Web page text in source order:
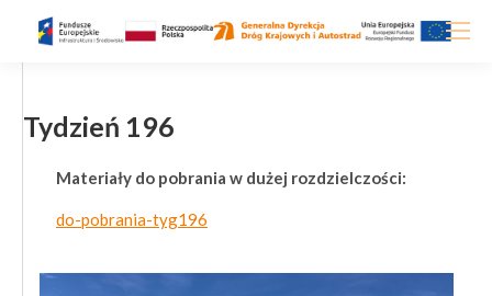
Tydzień 196
Materiały do pobrania w dużej rozdzielczości:
do-pobrania-tyg196